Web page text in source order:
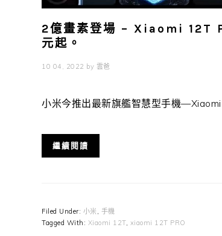
2億畫素登場 – Xiaomi 12T
元起。
10 04, 2022 by 雲爸
小米今推出最新旗艦智慧型手機
繼續閱讀
Filed Under: 小米, 手機
Tagged With: Xiaomi 12T, xiaomi 12T PRO